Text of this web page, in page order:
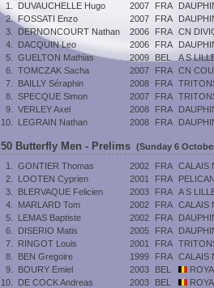
1. DUVAUCHELLE Hugo 2007 FRA
2. FOSSATI Enzo 2007 FRA
3.
DERNONCOURT Nathan 2006 FRA CN
4.
DACQUIN Leo 2006 FRA
5.
GUELTON Mathias 2009 BEL
A S
6.
TOMCZAK Sacha 2007 FRA CN
7.
BAILLY Séraphin 2008 FRA
8.
SPECQUE Simon 2007 FRA
9.
VERLEY Axel 2008 FRA
10.
LEGRAIN Nathan 2008 FRA
50 Butterfly Men - Prelims (Sunday 6
1.
GONTIER Thomas 2002 FRA CALAIS
2.
LOOTEN Cyprien 2001 FRA
3.
BLERVAQUE Felicien 2003 FRA A S
4.
MARLARD Tom 2002 FRA CALAIS
5.
LEMAS Baptiste 2002 FRA
6.
DISERIO Matis 2005 FRA
7.
RINGOT Louis 2001 FRA
8.
BEN Gregoire 1999 FRA CALAIS
9.
BOURY Emiel 2003 BEL
10.
DE COCK Andreas 2003 BEL